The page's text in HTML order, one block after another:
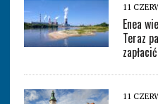
11
Enea
Teraz
11